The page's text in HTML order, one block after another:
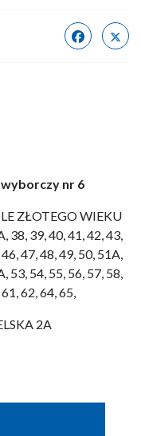
nr 6
ZŁOTEGO WIEKU
38, 39, 40, 41, 42, 43,
47, 48, 49, 50, 51A,
53, 54, 55, 56, 57, 58,
62, 64, 65,
2A